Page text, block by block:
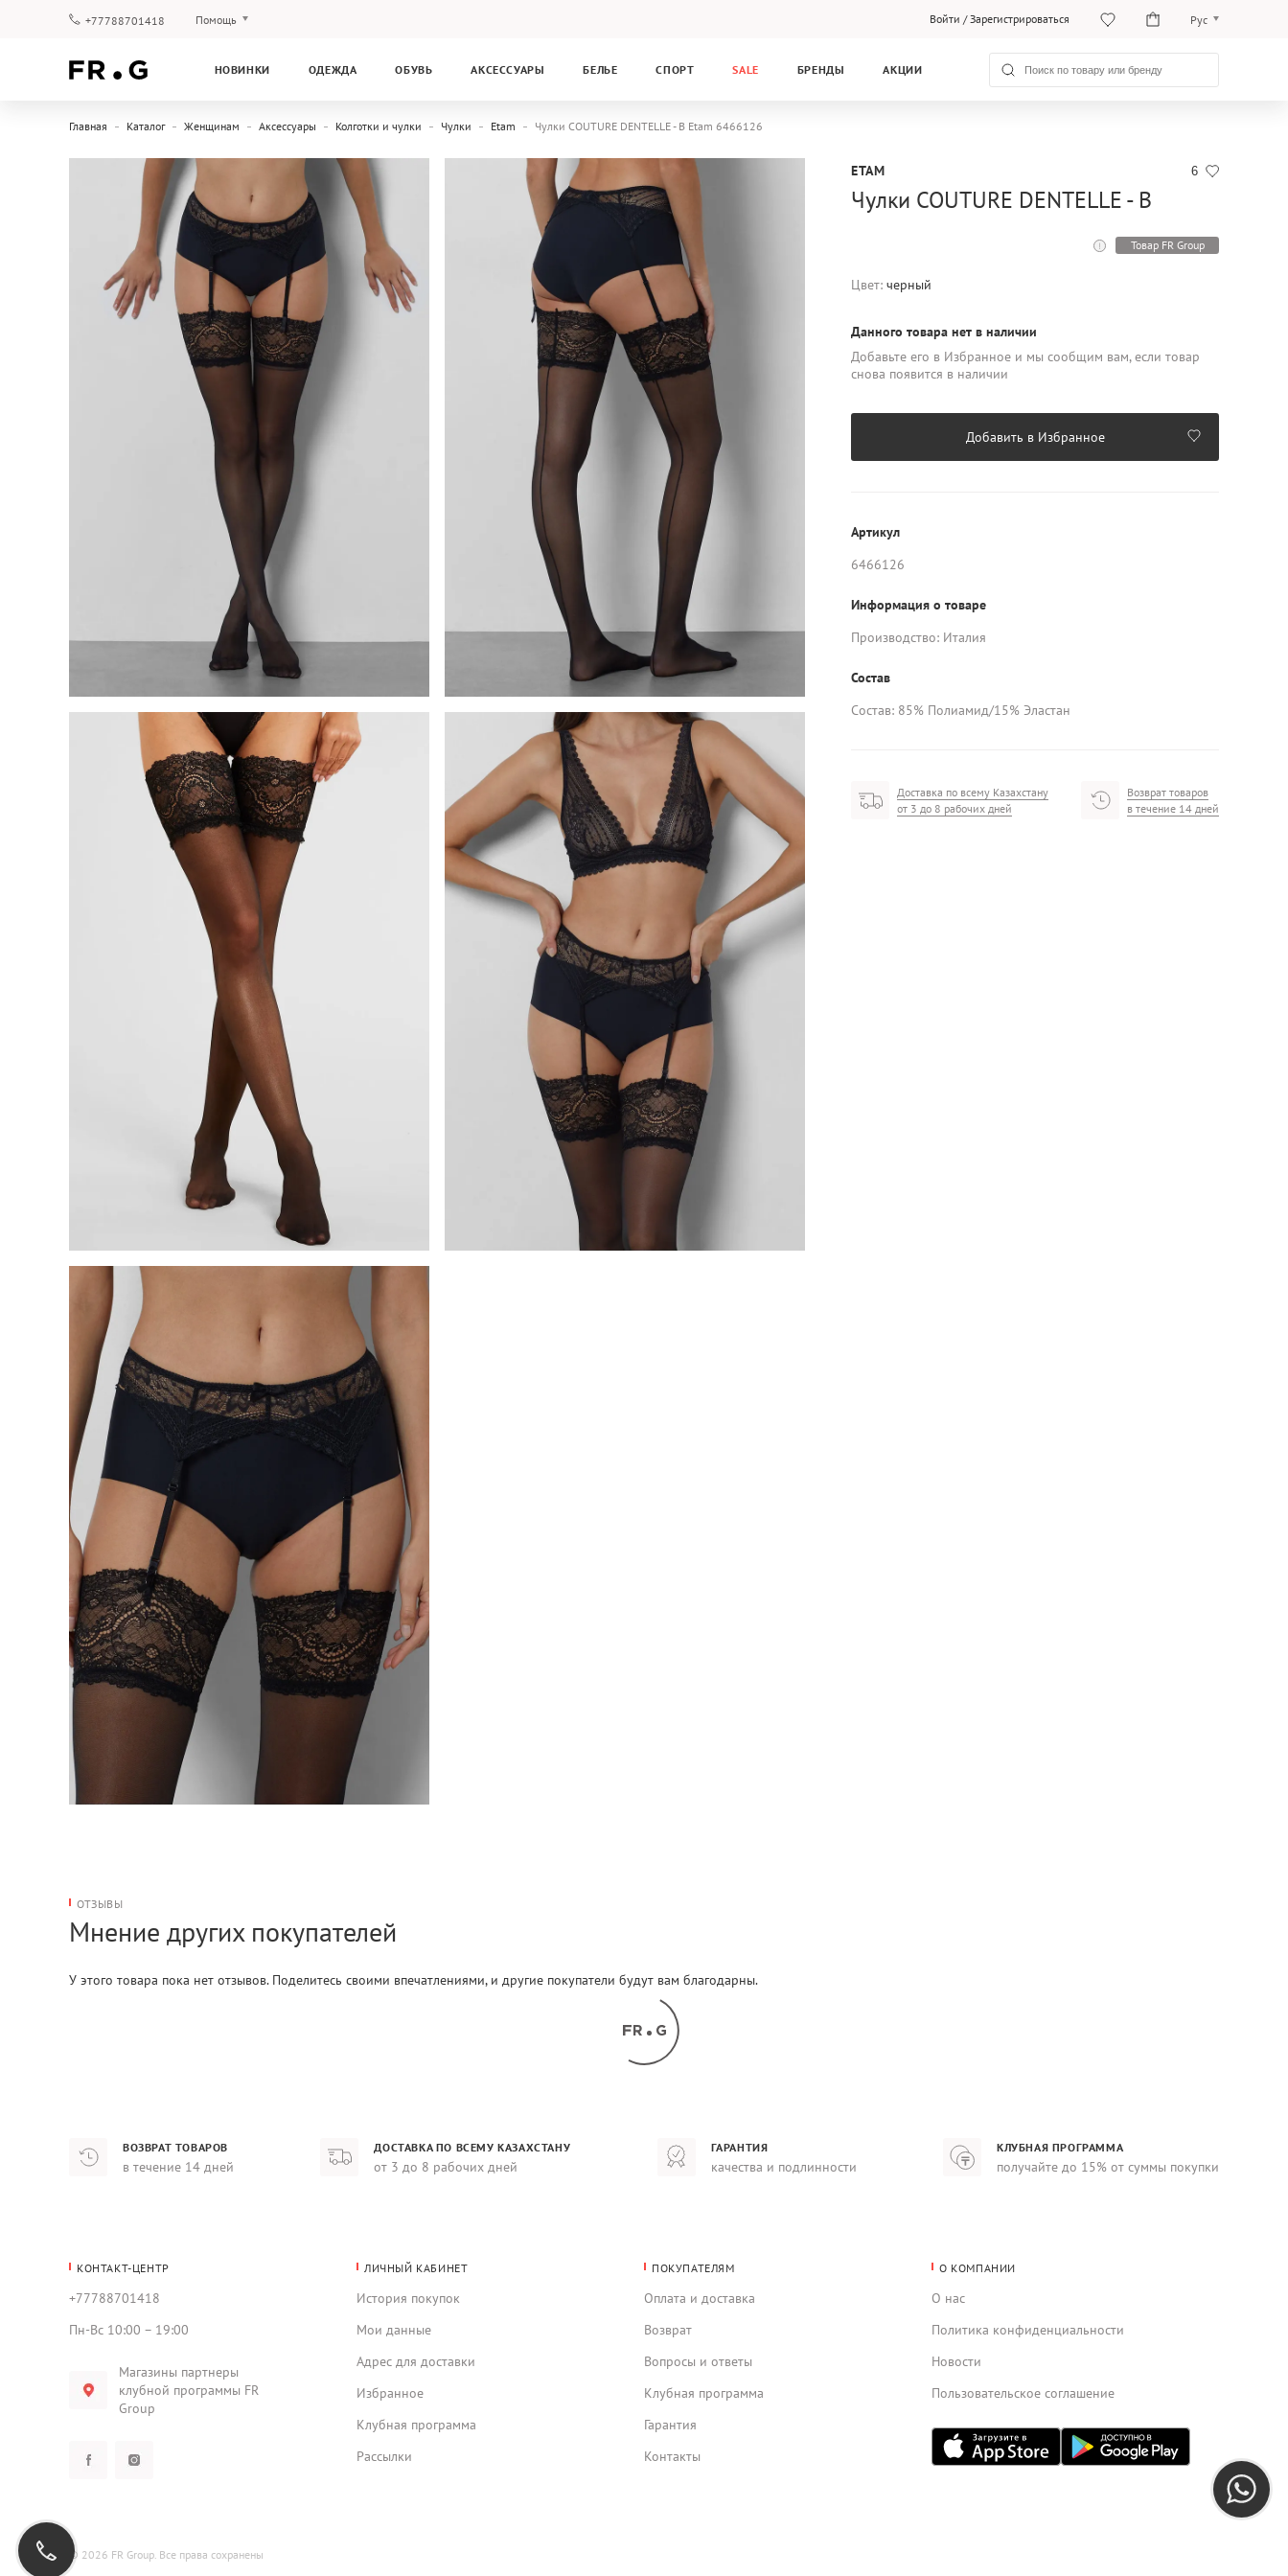
+77788701418 Помощь Войти /Зарегистрироваться Рус
Қаз
НОВИНКИ ОДЕЖДА ОБУВЬ АКСЕССУАРЫ БЕЛЬЕ СПОРТ SALE БРЕНДЫ АКЦИИ
Главная Каталог Женщинам Аксессуары Колготки и чулки Чулки Etam Чулки COUTURE DENTELLE - B Etam 6466126
6
ETAM
Чулки COUTURE DENTELLE - B
Товар FR Group
Цвет: черный
Данного товара нет в наличии
Добавьте его в Избранное и мы сообщим вам, если товар
снова появится в наличии
Добавить в Избранное
Артикул
6466126
Информация о товаре
Производство: Италия
Состав
Состав: 85% Полиамид/15% Эластан
Доставка по всему Казахстану
от 3 до 8 рабочих дней
Возврат товаров
в течение 14 дней
ОТЗЫВЫ
Мнение других покупателей
У этого товара пока нет отзывов. Поделитесь своими впечатлениями, и другие покупатели будут вам благодарны.
ВОЗВРАТ ТОВАРОВ
в течение 14 дней
ДОСТАВКА ПО ВСЕМУ КАЗАХСТАНУ
от 3 до 8 рабочих дней
ГАРАНТИЯ
качества и подлинности
КЛУБНАЯ ПРОГРАММА
получайте до 15% от суммы покупки
КОНТАКТ-ЦЕНТР
+77788701418
Пн-Вс 10:00 – 19:00
Магазины партнеры
клубной программы FR
Group
ЛИЧНЫЙ КАБИНЕТ
История покупок
Мои данные
Адрес для доставки
Избранное
Клубная программа
Рассылки
ПОКУПАТЕЛЯМ
Оплата и доставка
Возврат
Вопросы и ответы
Клубная программа
Гарантия
Контакты
О КОМПАНИИ
О нас
Политика конфиденциальности
Новости
Пользовательское соглашение
© 2026 FR Group. Все права сохранены